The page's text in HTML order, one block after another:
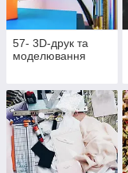
57- 3D-друк та
моделювання